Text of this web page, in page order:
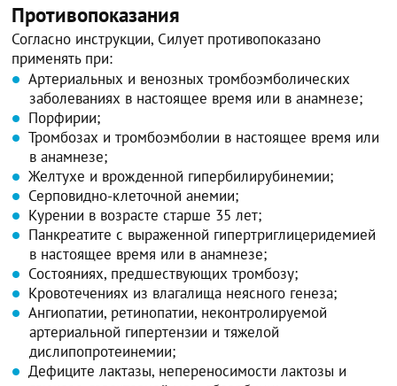
Противопоказания
Согласно инструкции, Силует противопоказано
применять при:
Артериальных и венозных тромбоэмболических
заболеваниях в настоящее время или в анамнезе;
Порфирии;
Тромбозах и тромбоэмболии в настоящее время или
в анамнезе;
Желтухе и врожденной гипербилирубинемии;
Серповидно-клеточной анемии;
Курении в возрасте старше 35 лет;
Панкреатите с выраженной гипертриглицеридемией
в настоящее время или в анамнезе;
Состояниях, предшествующих тромбозу;
Кровотечениях из влагалища неясного генеза;
Ангиопатии, ретинопатии, неконтролируемой
артериальной гипертензии и тяжелой
дислипопротеинемии;
Дефиците лактазы, непереносимости лактозы и